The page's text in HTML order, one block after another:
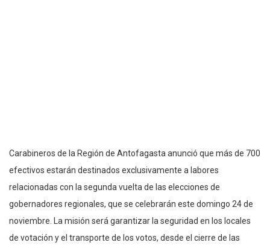
Carabineros de la Región de Antofagasta anunció que más de 700
efectivos estarán destinados exclusivamente a labores
relacionadas con la segunda vuelta de las elecciones de
gobernadores regionales, que se celebrarán este domingo 24 de
noviembre. La misión será garantizar la seguridad en los locales
de votación y el transporte de los votos, desde el cierre de las